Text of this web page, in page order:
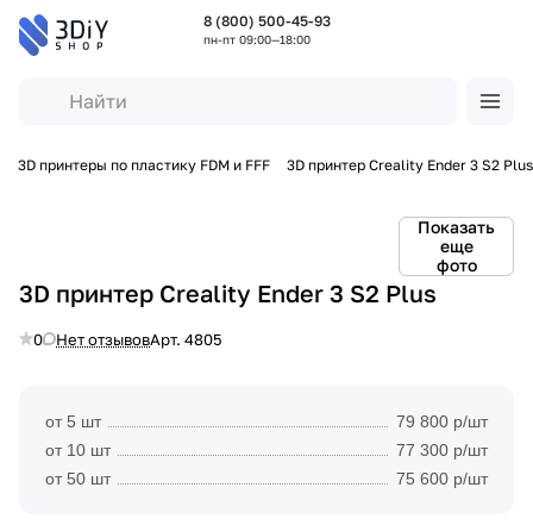
8 (800) 500-45-93
пн-пт 09:00—18:00
3D принтеры по пластику FDM и FFF 3D принтер Creality Ender 3 S2 Plus
Показать
еще
фото
3D принтер Creality Ender 3 S2 Plus
0 Нет отзывовАрт. 4805
от 5 шт
79 800 р/шт
от 10 шт
77 300 р/шт
от 50 шт
75 600 р/шт